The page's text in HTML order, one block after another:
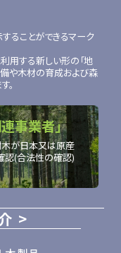
ることができるマーク
用する新しい形の「地
備や木材の育成および森
。
事業者」
木が日本又は原産
認(合法性の確認)